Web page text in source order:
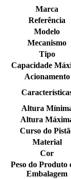
Marca
Referência
Modelo
Mecanismo
Tipo
Capacidade
Acionamento
Altura
Altura
Curso do
Material
Cor
Peso do Produto
Embalagem